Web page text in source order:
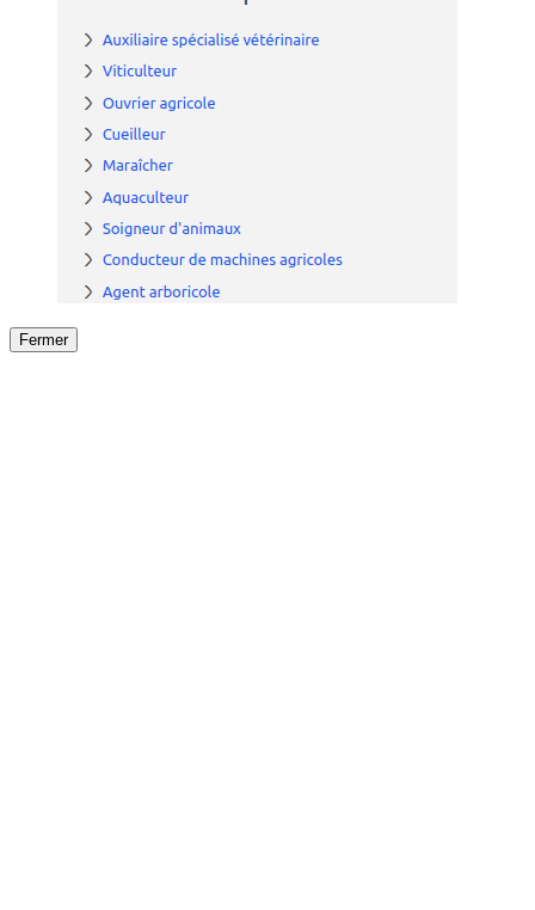
Fermer